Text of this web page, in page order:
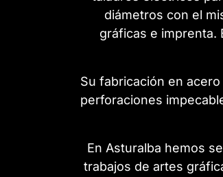
diámetros con el
gráficas e imprenta.
Su fabricación en
perforaciones
En Asturalba hemos
trabajos de artes